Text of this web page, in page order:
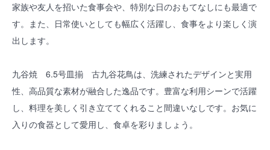
家族や友人を招いた食事会や、特別な日のおもてなしにも最適で
す。また、日常使いとしても幅広く活躍し、食事をより楽しく演
出します。
九谷焼 6.5号皿揃 古九谷花鳥は、洗練されたデザインと実用
性、高品質な素材が融合した逸品です。豊富な利用シーンで活躍
し、料理を美しく引き立ててくれること間違いなしです。お気に
入りの食器として愛用し、食卓を彩りましょう。